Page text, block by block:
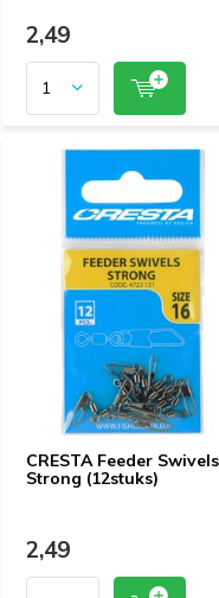
2,49
CRESTA Feeder Swivels
Strong (12stuks)
2,49